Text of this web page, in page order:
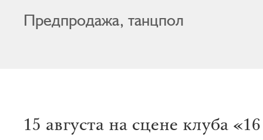
Предпродажа, танцпол
15 августа на сцене клуба